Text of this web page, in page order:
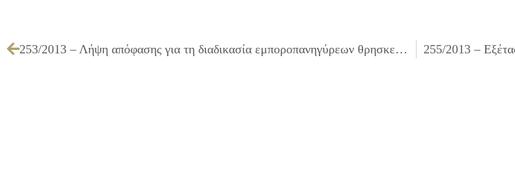
253/2013 – Λήψη απόφασης για τη διαδικασία εμποροπανηγύρεων θρησκευτικών εορτών για το έτος 2013 και εντεύθεν